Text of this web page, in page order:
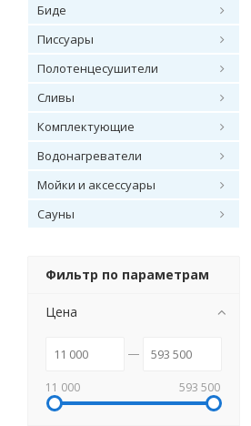
Биде
Писсуары
Полотенцесушители
Сливы
Комплектующие
Водонагреватели
Мойки и аксессуары
Сауны
Фильтр по параметрам
Цена
11 000 593 500